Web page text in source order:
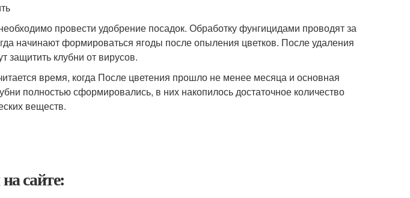
провести удобрение посадок. Обработку фунгицидами проводят за
начинают формироваться ягоды после опыления цветков. После удаления
защитить клубни от вирусов.
время, когда После цветения прошло не менее месяца и основная
полностью сформировались, в них накопилось достаточное количество
веществ.
сайте: